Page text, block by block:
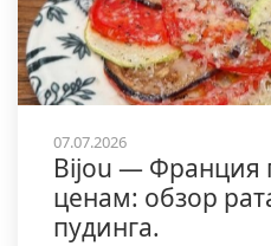
07.07.2026
Bijou — Франция
ценам: обзор
пудинга.